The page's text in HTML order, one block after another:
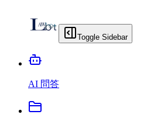
Toggle Sidebar
AI 問答